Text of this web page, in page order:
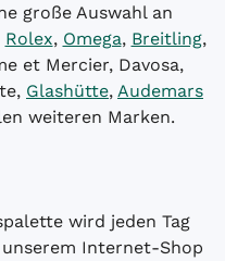
große Auswahl an
Rolex, Omega, Breitling,
et Mercier, Davosa,
Glashütte, Audemars
weiteren Marken.
wird jeden Tag
Internet-Shop